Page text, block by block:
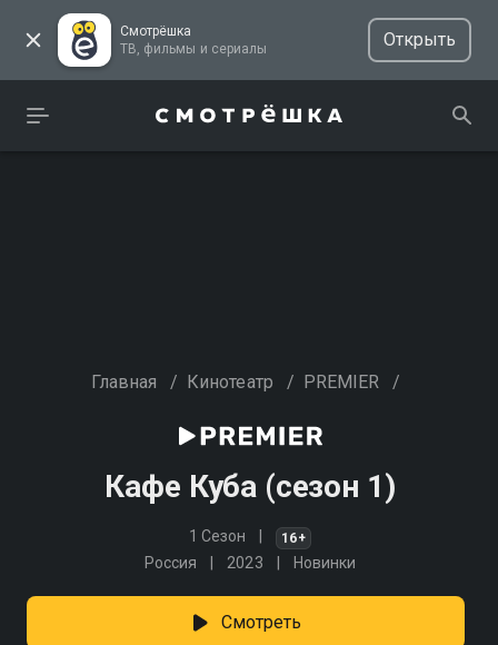
Смотрёшка
ТВ, фильмы и сериалы
Открыть
Главная / Кинотеатр / PREMIER /
Кафе Куба (сезон 1)
1 Сезон 16+
Россия 2023 Новинки
Смотреть